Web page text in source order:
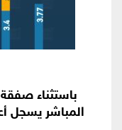
باستثناء صفقة
المباشر يسجل